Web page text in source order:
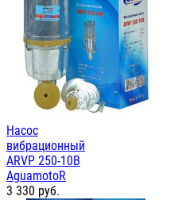
Насос
вибрационный
ARVP 250-10B
AguamotoR
3 330 руб.